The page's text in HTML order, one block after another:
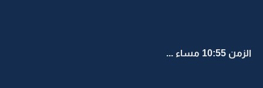
الزمن 10:55 مساء ...